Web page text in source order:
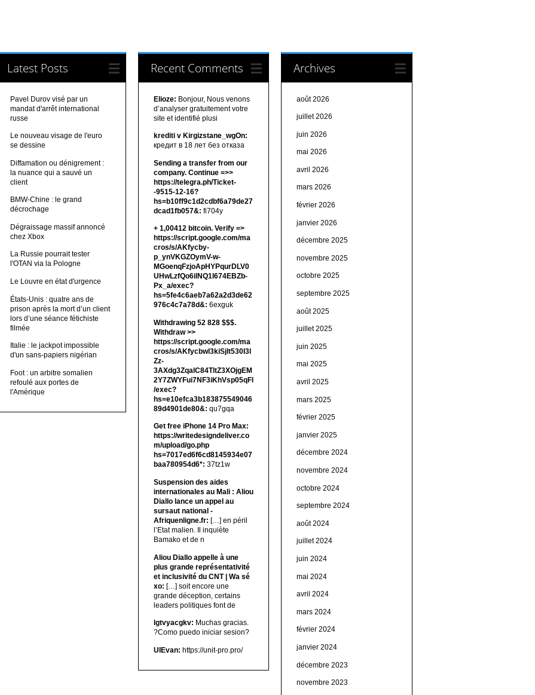
Latest Posts
Pavel Durov visé par un
mandat d'arrêt international
russe
Le nouveau visage de l'euro
se dessine
Diffamation ou dénigrement :
la nuance qui a sauvé un
client
BMW-Chine : le grand
décrochage
Dégraissage massif annoncé
chez Xbox
La Russie pourrait tester
l'OTAN via la Pologne
Le Louvre en état d'urgence
États-Unis : quatre ans de
prison après la mort d’un client
lors d’une séance fétichiste
filmée
Italie : le jackpot impossible
d'un sans-papiers nigérian
Foot : un arbitre somalien
refoulé aux portes de
l'Amérique
Recent Comments
Elioze: Bonjour, Nous venons
d’analyser gratuitement votre
site et identifié plusi
krediti v Kirgizstane_wgOn:
кредит в 18 лет без отказа
Sending a transfer from our
company. Continue =>>
https://telegra.ph/Ticket-
-9515-12-16?
hs=b10ff9c1d2cdbf6a79de27
dcad1fb057&: fi704y
+ 1,00412 bitсоin. Verify =>
https://script.google.com/ma
cros/s/AKfycby-
p_ynVKGZOymV-w-
MGoenqFzjoApHYPqurDLV0
UHwLzfQo6ilNQ1l674EBZb-
Px_a/exec?
hs=5fe4c6aeb7a62a2d3de62
976c4c7a78d&: 6exguk
Withdrawing 52 828 $$$.
Withdrаw >>
https://script.google.com/ma
cros/s/AKfycbwl3kiSjlt530I3l
Zz-
3AXdg3ZqalC84TltZ3XOjgEM
2Y7ZWYFui7NF3iKhVsp05qFl
/exec?
hs=e10efca3b183875549046
89d4901de80&: qu7gqa
Get free iPhone 14 Pro Max:
https://writedesigndeliver.co
m/upload/go.php
hs=7017ed6f6cd8145934e07
baa780954d6*: 37tz1w
Suspension des aides
internationales au Mali : Aliou
Diallo lance un appel au
sursaut national -
Afriquenligne.fr: […] en péril
l’Etat malien. Il inquiète
Bamako et de n
Aliou Diallo appelle à une
plus grande représentativité
et inclusivité du CNT | Wa sé
xo: […] soit encore une
grande déception, certains
leaders politiques font de
lgtvyacgkv: Muchas gracias.
?Como puedo iniciar sesion?
UIEvan: https://unit-pro.pro/
Archives
août 2026
juillet 2026
juin 2026
mai 2026
avril 2026
mars 2026
février 2026
janvier 2026
décembre 2025
novembre 2025
octobre 2025
septembre 2025
août 2025
juillet 2025
juin 2025
mai 2025
avril 2025
mars 2025
février 2025
janvier 2025
décembre 2024
novembre 2024
octobre 2024
septembre 2024
août 2024
juillet 2024
juin 2024
mai 2024
avril 2024
mars 2024
février 2024
janvier 2024
décembre 2023
novembre 2023